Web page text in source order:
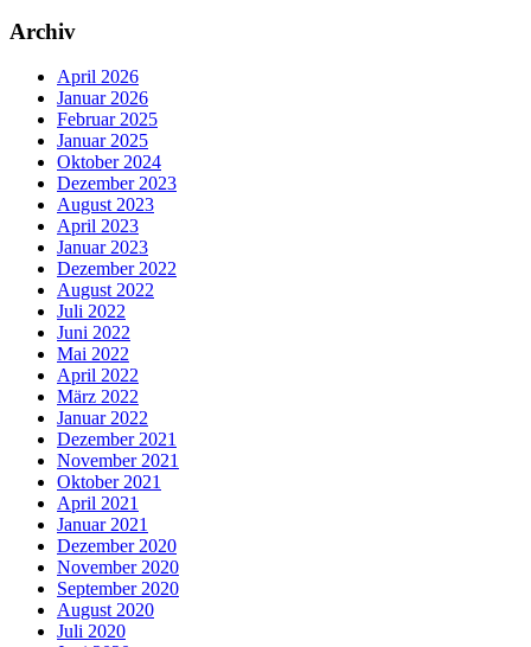
Archiv
April 2026
Januar 2026
Februar 2025
Januar 2025
Oktober 2024
Dezember 2023
August 2023
April 2023
Januar 2023
Dezember 2022
August 2022
Juli 2022
Juni 2022
Mai 2022
April 2022
März 2022
Januar 2022
Dezember 2021
November 2021
Oktober 2021
April 2021
Januar 2021
Dezember 2020
November 2020
September 2020
August 2020
Juli 2020